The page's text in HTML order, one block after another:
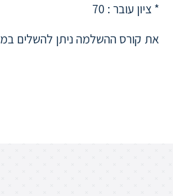
* ציון עובר : 70
את קורס ההשלמה ניתן להשלים